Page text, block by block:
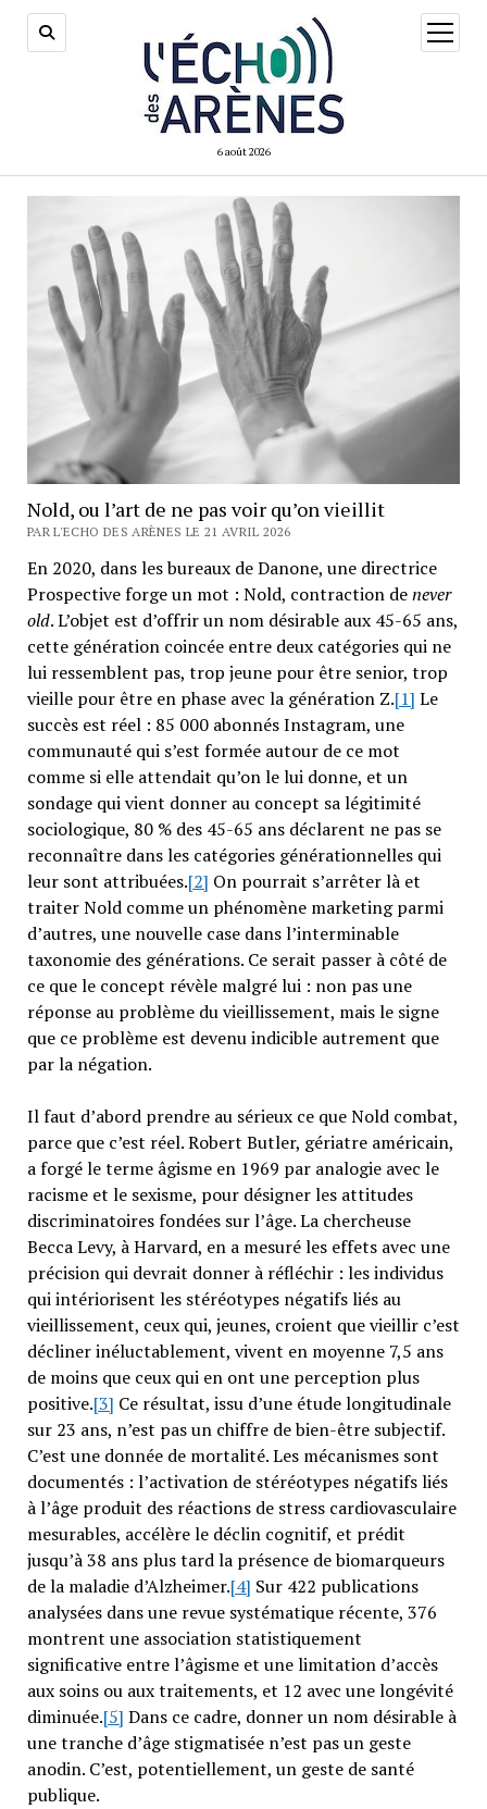
6 août 2026
ouvrir
menu
Nold, ou l’art de ne pas voir qu’on vieillit
PAR L'ECHO DES ARÈNES LE 21 AVRIL 2026
En 2020, dans les bureaux de Danone, une directrice
Prospective forge un mot : Nold, contraction denever
old. L’objet est d’offrir un nom désirable aux 45-65 ans,
cette génération coincée entre deux catégories qui ne
lui ressemblent pas, trop jeune pour être senior, trop
vieille pour être en phase avec la génération Z.[1] Le
succès est réel : 85 000 abonnés Instagram, une
communauté qui s’est formée autour de ce mot
comme si elle attendait qu’on le lui donne, et un
sondage qui vient donner au concept sa légitimité
sociologique, 80 % des 45-65 ans déclarent ne pas se
reconnaître dans les catégories générationnelles qui
leur sont attribuées.[2] On pourrait s’arrêter là et
traiter Nold comme un phénomène marketing parmi
d’autres, une nouvelle case dans l’interminable
taxonomie des générations. Ce serait passer à côté de
ce que le concept révèle malgré lui : non pas une
réponse au problème du vieillissement, mais le signe
que ce problème est devenu indicible autrement que
par la négation.
Il faut d’abord prendre au sérieux ce que Nold combat,
parce que c’est réel. Robert Butler, gériatre américain,
a forgé le terme âgisme en 1969 par analogie avec le
racisme et le sexisme, pour désigner les attitudes
discriminatoires fondées sur l’âge. La chercheuse
Becca Levy, à Harvard, en a mesuré les effets avec une
précision qui devrait donner à réfléchir : les individus
qui intériorisent les stéréotypes négatifs liés au
vieillissement, ceux qui, jeunes, croient que vieillir c’est
décliner inéluctablement, vivent en moyenne 7,5 ans
de moins que ceux qui en ont une perception plus
positive.[3] Ce résultat, issu d’une étude longitudinale
sur 23 ans, n’est pas un chiffre de bien-être subjectif.
C’est une donnée de mortalité. Les mécanismes sont
documentés : l’activation de stéréotypes négatifs liés
à l’âge produit des réactions de stress cardiovasculaire
mesurables, accélère le déclin cognitif, et prédit
jusqu’à 38 ans plus tard la présence de biomarqueurs
de la maladie d’Alzheimer.[4] Sur 422 publications
analysées dans une revue systématique récente, 376
montrent une association statistiquement
significative entre l’âgisme et une limitation d’accès
aux soins ou aux traitements, et 12 avec une longévité
diminuée.[5] Dans ce cadre, donner un nom désirable à
une tranche d’âge stigmatisée n’est pas un geste
anodin. C’est, potentiellement, un geste de santé
publique.